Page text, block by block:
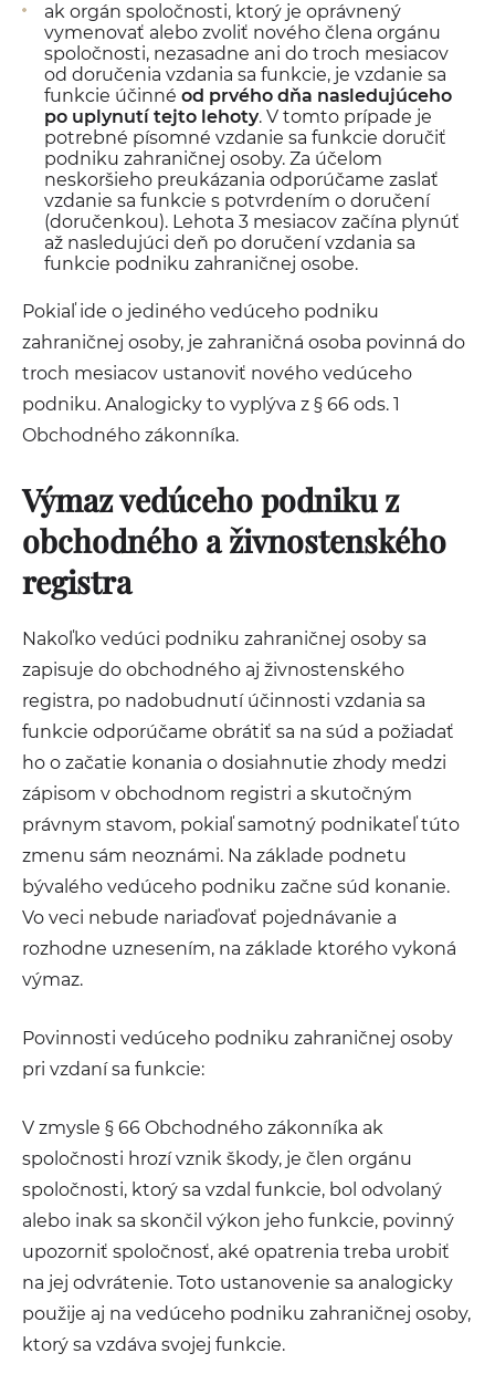
ak orgán spoločnosti, ktorý je oprávnený
vymenovať alebo zvoliť nového člena orgánu
spoločnosti, nezasadne ani do troch mesiacov
od doručenia vzdania sa funkcie, je vzdanie sa
funkcie účinné od prvého dňa nasledujúceho
po uplynutí tejto lehoty. V tomto prípade je
potrebné písomné vzdanie sa funkcie doručiť
podniku zahraničnej osoby. Za účelom
neskoršieho preukázania odporúčame zaslať
vzdanie sa funkcie s potvrdením o doručení
(doručenkou). Lehota 3 mesiacov začína plynúť
až nasledujúci deň po doručení vzdania sa
funkcie podniku zahraničnej osobe.
Pokiaľ ide o jediného vedúceho podniku
zahraničnej osoby, je zahraničná osoba povinná do
troch mesiacov ustanoviť nového vedúceho
podniku. Analogicky to vyplýva z § 66 ods. 1
Obchodného zákonníka.
Výmaz vedúceho podniku z
obchodného a živnostenského
registra
Nakoľko vedúci podniku zahraničnej osoby sa
zapisuje do obchodného aj živnostenského
registra, po nadobudnutí účinnosti vzdania sa
funkcie odporúčame obrátiť sa na súd a požiadať
ho o začatie konania o dosiahnutie zhody medzi
zápisom v obchodnom registri a skutočným
právnym stavom, pokiaľ samotný podnikateľ túto
zmenu sám neoznámi. Na základe podnetu
bývalého vedúceho podniku začne súd konanie.
Vo veci nebude nariaďovať pojednávanie a
rozhodne uznesením, na základe ktorého vykoná
výmaz.
Povinnosti vedúceho podniku zahraničnej osoby
pri vzdaní sa funkcie:
V zmysle § 66 Obchodného zákonníka ak
spoločnosti hrozí vznik škody, je člen orgánu
spoločnosti, ktorý sa vzdal funkcie, bol odvolaný
alebo inak sa skončil výkon jeho funkcie, povinný
upozorniť spoločnosť, aké opatrenia treba urobiť
na jej odvrátenie. Toto ustanovenie sa analogicky
použije aj na vedúceho podniku zahraničnej osoby,
ktorý sa vzdáva svojej funkcie.